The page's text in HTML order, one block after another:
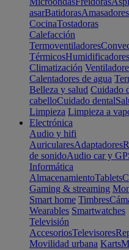
asarBatidorasAmasadores
CocinaTostadoras
Calefacción
Termoventiladores
TérmicosHumidificadores
Climatización
Calentadores de agua
Belleza y salud Cuidado
cabelloCuidado dental
Limpieza Limpieza a
Electrónica
Audio y hifi
AuricularesAdaptadores
de sonidoAudio car y
Informática
AlmacenamientoTablets
Gaming & streaming
Smart home Timbres
Wearables Smartwatches
Televisión
AccesoriosTelevisores
Movilidad urbana Karts